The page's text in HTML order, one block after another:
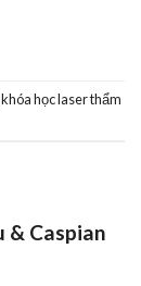
khóa học laser thẩm
& Caspian